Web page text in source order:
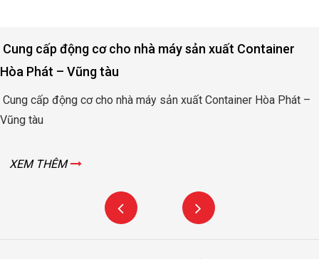
Động cơ nâng hạ cửa đập thủy lợi Rào Nam – Quảng
Bình
Động cơ nâng hạ cửa đập thủy lợi Rào Nam – Quảng Bình